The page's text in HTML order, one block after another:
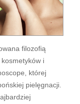
filozofią
i
której
pielęgnacji.